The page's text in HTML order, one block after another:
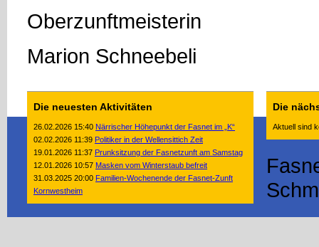
Oberzunftmeisterin
Marion Schneebeli
Die neuesten Aktivitäten
26.02.2026 15:40 Närrischer Höhepunkt der Fasnet im „K“
02.02.2026 11:39 Politiker in der Wellensittich Zeit
19.01.2026 11:37 Prunksitzung der Fasnetzunft am Samstag
12.01.2026 10:57 Masken vom Winterstaub befreit
31.03.2025 20:00 Familien-Wochenende der Fasnet-Zunft
Kornwestheim
Die
Aktuell sind